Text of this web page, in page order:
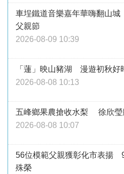
車埕鐵道音樂嘉年華嗨翻山
父親節
2026-08-09 10:39
「蓮」映山豬湖 漫遊初秋好
2026-08-08 10:13
五峰鄉果農搶收水梨 徐欣瑩
2026-08-08 10:07
56位模範父親獲彰化市表揚
殊榮